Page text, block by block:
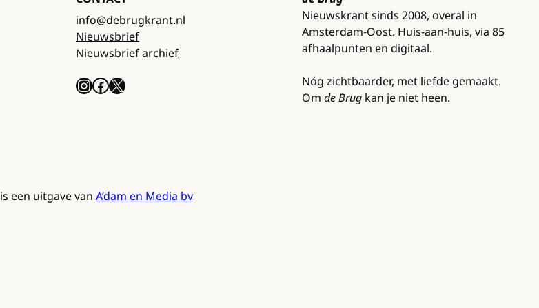
info@debrugkrant.nl
Nieuwsbrief
Nieuwsbrief archief
InstagramFacebook X
Nieuwskrant sinds 2008, overal in
Amsterdam-Oost. Huis-aan-huis, via 85
afhaalpunten en digitaal.
Nóg zichtbaarder, met liefde gemaakt.
Om de Brug kan je niet heen.
is een uitgave van A’dam en Media bv